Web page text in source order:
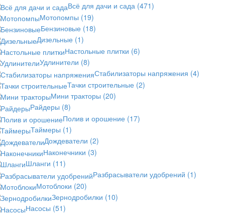
Всё для дачи и сада (471)
Мотопомпы (19)
Бензиновые (18)
Дизельные (1)
Настольные плитки (6)
Удлинители (8)
Стабилизаторы напряжения (4)
Тачки строительные (2)
Мини тракторы (20)
Райдеры (8)
Полив и орошение (17)
Таймеры (1)
Дождеватели (2)
Наконечники (3)
Шланги (11)
Разбрасыватели удобрений (1)
Мотоблоки (20)
Зернодробилки (10)
Насосы (51)